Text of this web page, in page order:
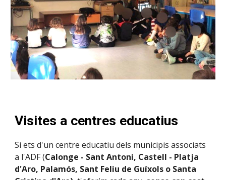
Visites a centres educatius
Si ets d'un centre educatiu dels municipis associats
a l'ADF (Calonge - Sant Antoni, Castell - Platja
d'Aro, Palamós, Sant Feliu de Guíxols o Santa